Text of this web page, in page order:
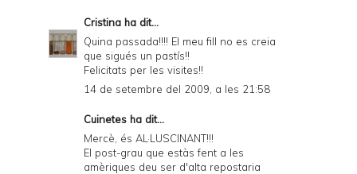
Cristina ha dit...
Quina passada!!!! El meu fill no es creia
que sigués un pastís!!
Felicitats per les visites!!
14 de setembre del 2009, a les 21:58
Cuinetes ha dit...
Mercè, és AL·LUSCINANT!!!
El post-grau que estàs fent a les
amèriques deu ser d'alta repostaria